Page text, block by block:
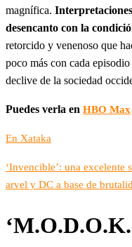
magnífica.
desencanto con la
retorcido y venenoso que
poco más con cada
declive de la sociedad
Puedes verla en HBO Max
En Xataka
‘Invencible’: una excelente
arvel y DC a base de